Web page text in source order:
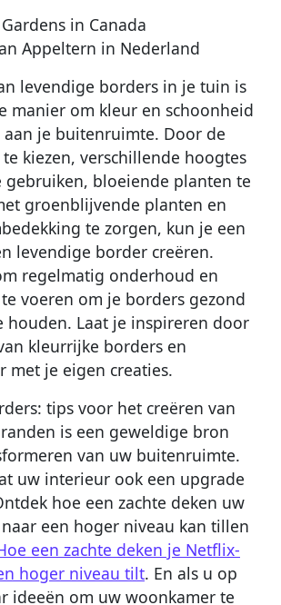
in Canada
Appeltern in Nederland
levendige borders in je tuin is
manier om kleur en schoonheid
je buitenruimte. Door de
kiezen, verschillende hoogtes
gebruiken, bloeiende planten te
groenblijvende planten en
te zorgen, kun je een
levendige border creëren.
regelmatig onderhoud en
voeren om je borders gezond
houden. Laat je inspireren door
kleurrijke borders en
met je eigen creaties.
tips voor het creëren van
is een geweldige bron
van uw buitenruimte.
uw interieur ook een upgrade
hoe een zachte deken uw
een hoger niveau kan tillen
een zachte deken je Netflix-
hoger niveau tilt. En als u op
ideeën om uw woonkamer te